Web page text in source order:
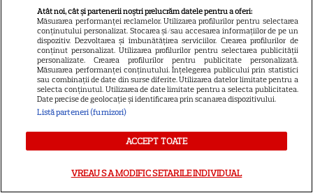
Cum coci vinetele la bloc, fără
să umpli casa de fum
Cum se face cafeaua la presa
și care sunt avantajele
Atât noi, cât și partenerii noștri prelucrăm datele pentru a oferi:
Măsurarea performanței reclamelor. Utilizarea profilurilor pentru selectarea
conținutului personalizat. Stocarea și/sau accesarea informațiilor de pe un
dispozitiv. Dezvoltarea și îmbunătățirea serviciilor. Crearea profilurilor de
conținut personalizat. Utilizarea profilurilor pentru selectarea publicității
personalizate. Crearea profilurilor pentru publicitate personalizată.
Măsurarea performanței conținutului. Înțelegerea publicului prin statistici
sau combinații de date din surse diferite. Utilizarea datelor limitate pentru a
selecta conținutul. Utilizarea de date limitate pentru a selecta publicitatea.
Date precise de geolocație și identificarea prin scanarea dispozitivului.
Listă parteneri (furnizori)
ACCEPT TOATE
VREAU SA MODIFIC SETARILE INDIVIDUAL